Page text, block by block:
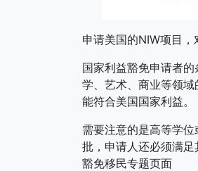
申请美国的NIW项目
国家利益豁免申请者
学、艺术、商业等领
能符合美国国家利益。
需要注意的是高等学
批，申请人还必须满
豁免移民专题页面